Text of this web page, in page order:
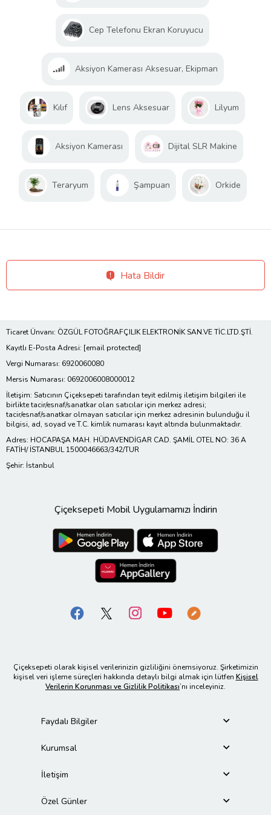
Cep Telefonu Ekran Koruyucu
Aksiyon Kamerası Aksesuar, Ekipman
Kılıf Lens Aksesuar Lilyum
Aksiyon Kamerası Dijital SLR Makine
Teraryum Şampuan Orkide
Hata Bildir
Ticaret Ünvanı: ÖZGÜL FOTOĞRAFÇILIK ELEKTRONİK SAN.VE TİC.LTD.ŞTİ.
Kayıtlı E-Posta Adresi: [email protected]
Vergi Numarası: 6920060080
Mersis Numarası: 0692006008000012
İletişim: Satıcının Çiçeksepeti tarafından teyit edilmiş iletişim bilgileri ile
birlikte tacir/esnaf/sanatkar olan satıcılar için merkez adresi;
tacir/esnaf/sanatkar olmayan satıcılar için merkez adresinin bulunduğu il
bilgisi, ad, soyad ve T.C. kimlik numarası kayıt altında bulunmaktadır.
Adres: HOCAPAŞA MAH. HÜDAVENDİGAR CAD. ŞAMİL OTEL NO: 36 A
FATİH/ İSTANBUL 1500046663/342/TUR
Şehir: İstanbul
Çiçeksepeti Mobil Uygulamamızı İndirin
Çiçeksepeti olarak kişisel verilerinizin gizliliğini önemsiyoruz. Şirketimizin
kişisel veri işleme süreçleri hakkında detaylı bilgi almak için lütfen Kişisel
Verilerin Korunması ve Gizlilik Politikası’nı inceleyiniz.
Faydalı Bilgiler
Kurumsal
İletişim
Özel Günler